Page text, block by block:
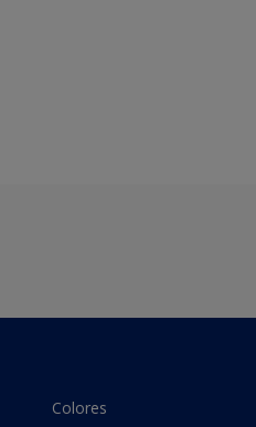
Colores